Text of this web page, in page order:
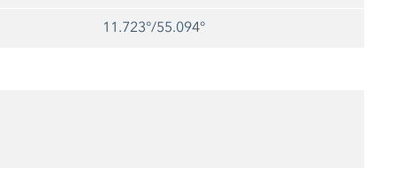
11.723°/55.094°